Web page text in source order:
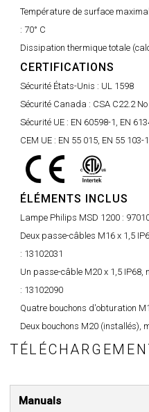
Température de surface
: 70° C
Dissipation thermique totale
CERTIFICATIONS
Sécurité États-Unis : UL 1598
Sécurité Canada : CSA C22.2
Sécurité UE : EN 60598-1, EN
CEM UE : EN 55 015, EN 55 103-
ÉLÉMENTS INCLUS
Lampe Philips MSD 1200 :
Deux passe-câbles M16 x 1,5
: 13102031
Un passe-câble M20 x 1,5 IP68,
: 13102090
Quatre bouchons d'obturation
Deux bouchons M20 (installés),
Manuals